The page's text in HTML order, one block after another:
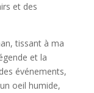
et des
tissant à ma
et la
événements,
oeil humide,